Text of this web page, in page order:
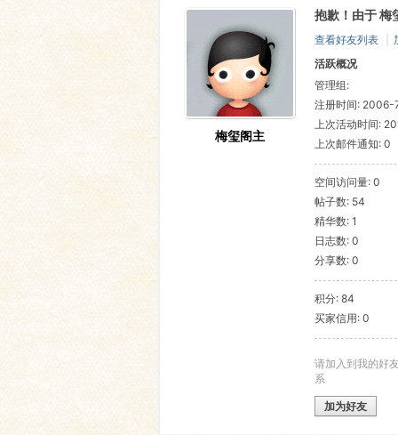
吴
语
梅玺阁主
抱歉！由于 梅
查看好友列表
活跃概况
管理组:
注册时间: 2006-
上次活动时间:
上次邮件通知: 0
空间访问量: 0
帖子数: 54
精华数: 1
日志数: 0
分享数: 0
积分: 84
买家信用: 0
请加入到我的好
系
加为好友